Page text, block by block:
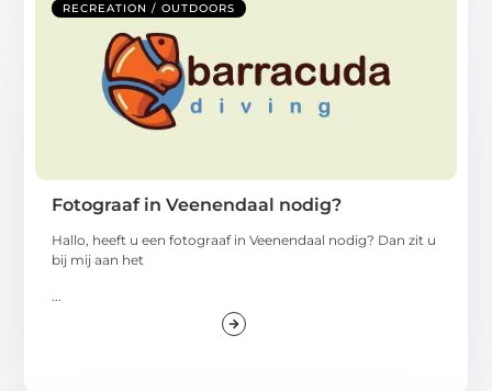
RECREATION / OUTDOORS
Fotograaf in Veenendaal nodig?
Hallo, heeft u een fotograaf in Veenendaal nodig? Dan zit u
bij mij aan het